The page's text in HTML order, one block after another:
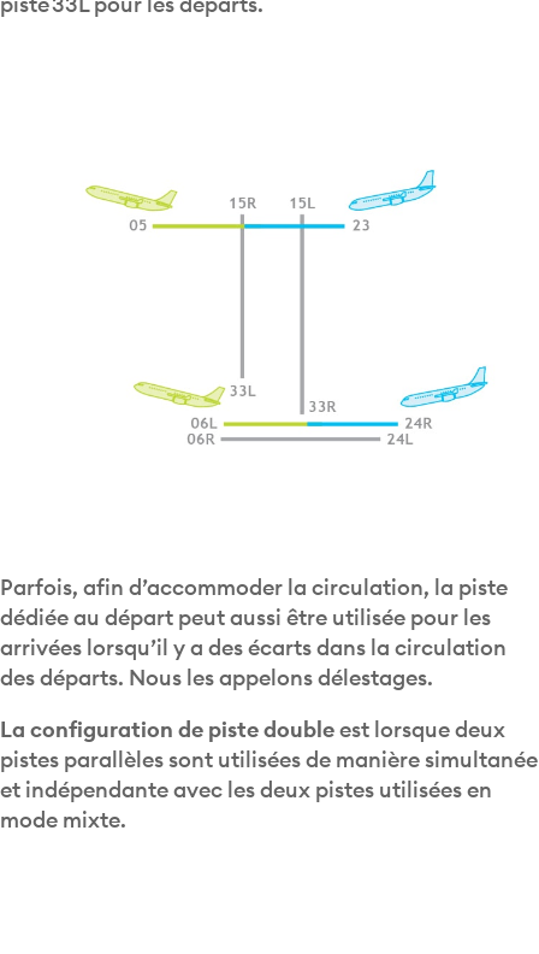
dédiée au départ peut aussi être utilisée pour les
arrivées lorsqu’il y a des écarts dans la circulation
des départs. Nous les appelons délestages.
pistes parallèles sont utilisées de manière simultanée
et indépendante avec les deux pistes utilisées en
mode mixte.